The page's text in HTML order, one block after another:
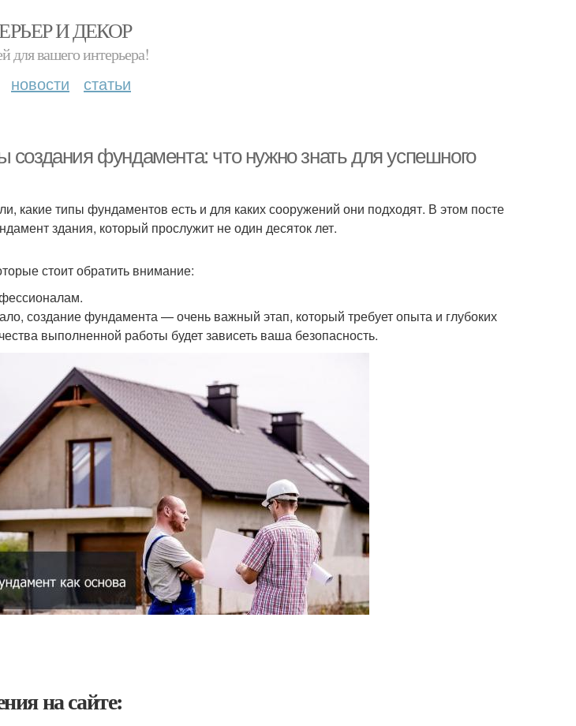
И ДЕКОР
для вашего интерьера!
новости статьи
фундамента: что нужно знать для успешного
какие типы фундаментов есть и для каких сооружений они подходят. В этом посте
здания, который прослужит не один десяток лет.
стоит обратить внимание:
создание фундамента — очень важный этап, который требует опыта и глубоких
выполненной работы будет зависеть ваша безопасность.
на сайте: